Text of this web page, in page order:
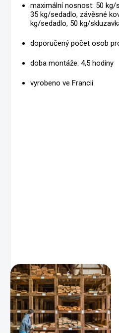
maximální nosnost: 50 kg/
35 kg/sedadlo, závěsné
kg/sedadlo, 50 kg/
doporučený počet osob
doba montáže: 4,5 hodiny
vyrobeno ve Francii